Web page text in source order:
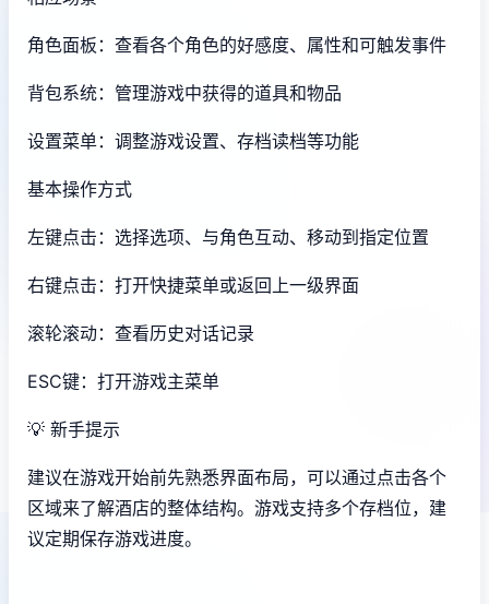
角色面板：查看各个角色的好感度、属性和可触发事件
背包系统：管理游戏中获得的道具和物品
设置菜单：调整游戏设置、存档读档等功能
基本操作方式
左键点击：选择选项、与角色互动、移动到指定位置
右键点击：打开快捷菜单或返回上一级界面
滚轮滚动：查看历史对话记录
ESC键：打开游戏主菜单
💡 新手提示
建议在游戏开始前先熟悉界面布局，可以通过点击各个
区域来了解酒店的整体结构。游戏支持多个存档位，建
议定期保存游戏进度。